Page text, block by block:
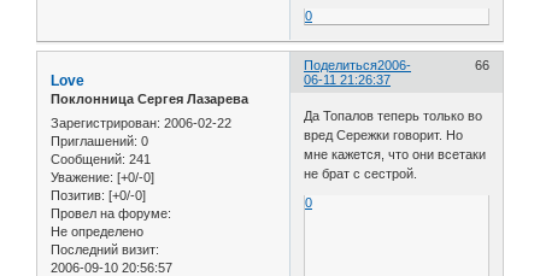
0
Поделиться 66
2006-
06-11 21:26:37
Love
Поклонница Сергея Лазарева
Зарегистрирован: 2006-02-22
Приглашений: 0
Сообщений: 241
Уважение: [+0/-0]
Позитив: [+0/-0]
Провел на форуме:
Не определено
Последний визит:
2006-09-10 20:56:57
Да Топалов теперь только во
вред Сережки говорит. Но
мне кажется, что они всетаки
не брат с сестрой.
0